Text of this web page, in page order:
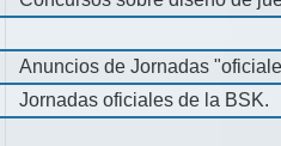
Anuncios de Jornadas
Jornadas oficiales de la BSK.